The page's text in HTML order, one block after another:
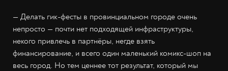
— Делать гик-фесты в провинциальном городе очень
непросто — почти нет подходящей инфраструктуры,
некого привлечь в партнёры, негде взять
финансирование, и всего один маленький комикс-шоп на
весь город. Но тем ценнее тот результат, который мы